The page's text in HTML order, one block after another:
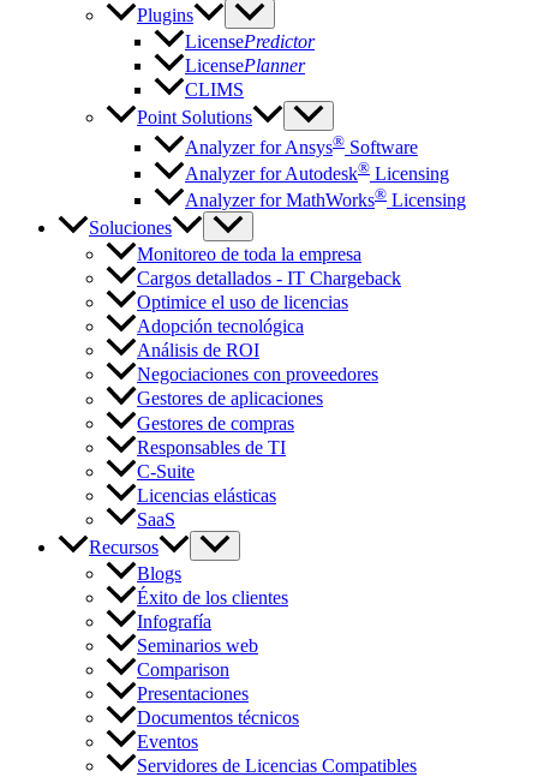
Plugins
LicensePredictor
LicensePlanner
CLIMS
Point Solutions
Analyzer for Ansys® Software
Analyzer for Autodesk® Licensing
Analyzer for MathWorks® Licensing
Soluciones
Monitoreo de toda la empresa
Cargos detallados - IT Chargeback
Optimice el uso de licencias
Adopción tecnológica
Análisis de ROI
Negociaciones con proveedores
Gestores de aplicaciones
Gestores de compras
Responsables de TI
C-Suite
Licencias elásticas
SaaS
Recursos
Blogs
Éxito de los clientes
Infografía
Seminarios web
Comparison
Presentaciones
Documentos técnicos
Eventos
Servidores de Licencias Compatibles